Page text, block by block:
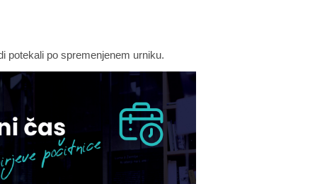
potekali po spremenjenem urniku.